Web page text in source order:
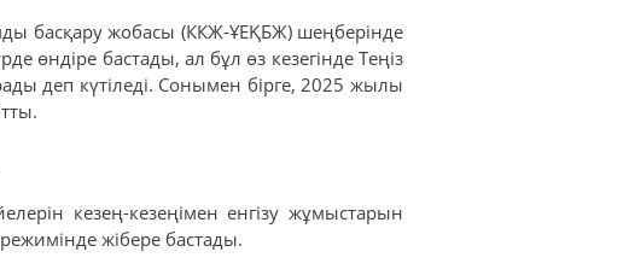
басқару жобасы (ККЖ-ҰЕҚБЖ) шеңберінде
өндіре бастады, ал бұл өз кезегінде Теңіз
деп күтіледі. Сонымен бірге, 2025 жылы
кезең-кезеңімен енгізу жұмыстарын
жібере бастады.